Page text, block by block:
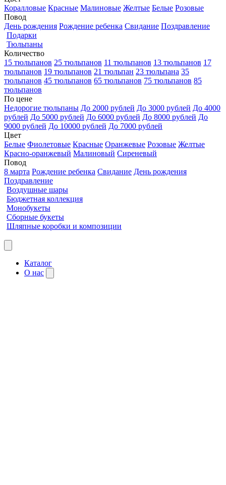
Коралловые Красные Малиновые Желтые Белые Розовые
Повод
День рождения Рождение ребенка Свидание Поздравление
Подарки
Тюльпаны
Количество
15 тюльпанов 25 тюльпанов 11 тюльпанов 13 тюльпанов 17
тюльпанов 19 тюльпанов 21 тюльпан 23 тюльпана 35
тюльпанов 45 тюльпанов 65 тюльпанов 75 тюльпанов 85
тюльпанов
По цене
Недорогие тюльпаны До 2000 рублей До 3000 рублей До 4000
рублей До 5000 рублей До 6000 рублей До 8000 рублей До
9000 рублей До 10000 рублей До 7000 рублей
Цвет
Белые Фиолетовые Красные Оранжевые Розовые Желтые
Красно-оранжевый Малиновый Сиреневый
Повод
8 марта Рождение ребенка Свидание День рождения
Поздравление
Воздушные шары
Бюджетная коллекция
Монобукеты
Сборные букеты
Шляпные коробки и композиции
Каталог
О нас